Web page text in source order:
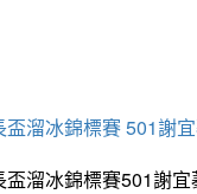
溜冰錦標賽 501謝
溜冰錦標賽501謝